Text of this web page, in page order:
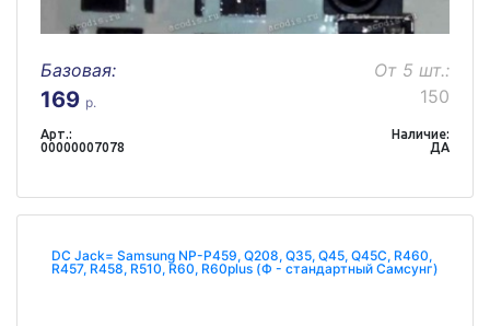
Базовая:
169 р.
От 5 шт.:
150
Арт.:
00000007078
Наличие:
ДА
DC Jack= Samsung NP-P459, Q208, Q35, Q45, Q45C, R460,
R457, R458, R510, R60, R60plus (Ф - стандартный Самсунг)